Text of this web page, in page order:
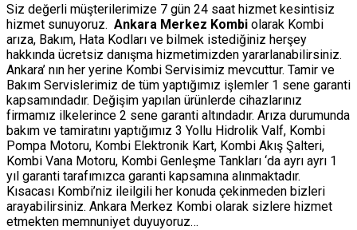
Siz değerli müşterilerimize 7 gün 24 saat hizmet kesintisiz
hizmet sunuyoruz. Ankara Merkez Kombi olarak Kombi
arıza, Bakım, Hata Kodları ve bilmek istediğiniz herşey
hakkında ücretsiz danışma hizmetimizden yararlanabilirsiniz.
Ankara’ nın her yerine Kombi Servisimiz mevcuttur. Tamir ve
Bakım Servislerimiz de tüm yaptığımız işlemler 1 sene garanti
kapsamındadır. Değişim yapılan ürünlerde cihazlarınız
firmamız ilkelerince 2 sene garanti altındadır. Arıza durumunda
bakım ve tamiratını yaptığımız 3 Yollu Hidrolik Valf, Kombi
Pompa Motoru, Kombi Elektronik Kart, Kombi Akış Şalteri,
Kombi Vana Motoru, Kombi Genleşme Tankları ‘da ayrı ayrı 1
yıl garanti tarafımızca garanti kapsamına alınmaktadır.
Kısacası Kombi’niz ileilgili her konuda çekinmeden bizleri
arayabilirsiniz. Ankara Merkez Kombi olarak sizlere hizmet
etmekten memnuniyet duyuyoruz…